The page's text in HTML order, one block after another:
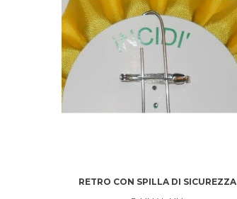
RETRO CON SPILLA DI SICUREZZA